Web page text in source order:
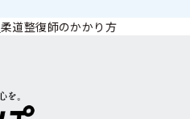
柔道整復師のかかり方